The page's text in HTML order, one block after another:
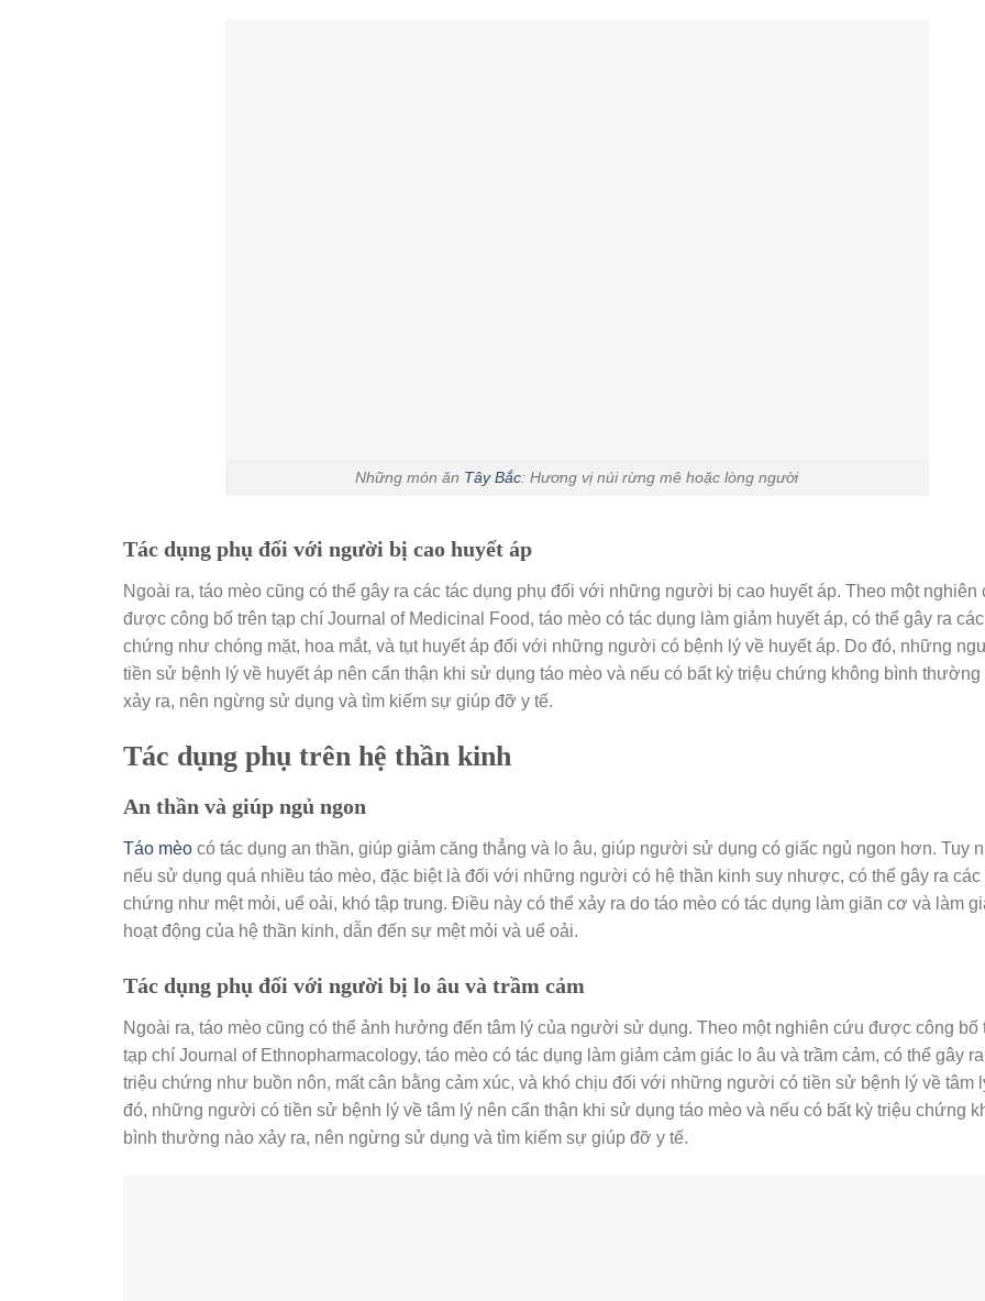
Những món ăn Tây Bắc: Hương vị núi rừng mê hoặc lòng người
Tác dụng phụ đối với người bị cao huyết áp
Ngoài ra, táo mèo cũng có thể gây ra các tác dụng phụ đối với những người bị cao huyết áp. Theo một nghiên
được công bố trên tạp chí Journal of Medicinal Food, táo mèo có tác dụng làm giảm huyết áp, có thể gây ra
chứng như chóng mặt, hoa mắt, và tụt huyết áp đối với những người có bệnh lý về huyết áp. Do đó, những
tiền sử bệnh lý về huyết áp nên cẩn thận khi sử dụng táo mèo và nếu có bất kỳ triệu chứng không bình thường
xảy ra, nên ngừng sử dụng và tìm kiếm sự giúp đỡ y tế.
Tác dụng phụ trên hệ thần kinh
An thần và giúp ngủ ngon
Táo mèo có tác dụng an thần, giúp giảm căng thẳng và lo âu, giúp người sử dụng có giấc ngủ ngon hơn. Tuy
nếu sử dụng quá nhiều táo mèo, đặc biệt là đối với những người có hệ thần kinh suy nhược, có thể gây ra các
chứng như mệt mỏi, uể oải, khó tập trung. Điều này có thể xảy ra do táo mèo có tác dụng làm giãn cơ và làm
hoạt động của hệ thần kinh, dẫn đến sự mệt mỏi và uể oải.
Tác dụng phụ đối với người bị lo âu và trầm cảm
Ngoài ra, táo mèo cũng có thể ảnh hưởng đến tâm lý của người sử dụng. Theo một nghiên cứu được công bố
tạp chí Journal of Ethnopharmacology, táo mèo có tác dụng làm giảm cảm giác lo âu và trầm cảm, có thể gây
triệu chứng như buồn nôn, mất cân bằng cảm xúc, và khó chịu đối với những người có tiền sử bệnh lý về tâm
đó, những người có tiền sử bệnh lý về tâm lý nên cẩn thận khi sử dụng táo mèo và nếu có bất kỳ triệu chứng
bình thường nào xảy ra, nên ngừng sử dụng và tìm kiếm sự giúp đỡ y tế.